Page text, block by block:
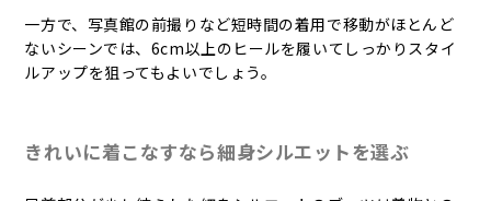
一方で、写真館の前撮りなど短時間の着用で移動がほとんど
ないシーンでは、6cm以上のヒールを履いてしっかりスタイ
ルアップを狙ってもよいでしょう。
きれいに着こなすなら細身シルエットを選ぶ